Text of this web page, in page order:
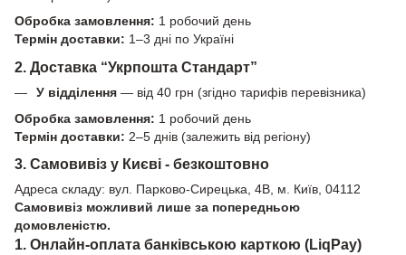
Обробка замовлення: 1 робочий день
Термін доставки: 1–3 дні по Україні
2. Доставка “Укрпошта Стандарт”
У відділення — від 40 грн (згідно тарифів перевізника)
Обробка замовлення: 1 робочий день
Термін доставки: 2–5 днів (залежить від регіону)
3. Самовивіз у Києві - безкоштовно
Адреса складу: вул. Парково-Сирецька, 4В, м. Київ, 04112
Самовивіз можливий лише за попередньою
домовленістю.
1. Онлайн-оплата банківською карткою (LiqPay)